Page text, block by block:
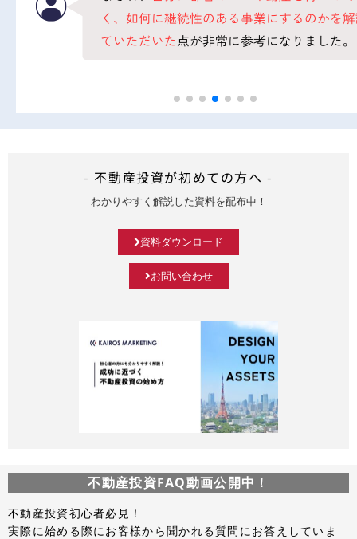
- 不動産投資が初めての方へ -
わかりやすく解説した資料を配布中！
資料ダウンロード
お問い合わせ
不動産投資FAQ動画公開中！
不動産投資初心者必見！
実際に始める際にお客様から聞かれる質問にお答えしていま